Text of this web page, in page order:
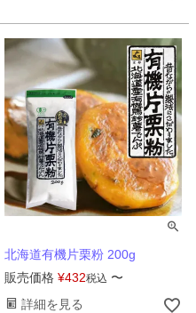
北海道有機片栗粉 200g
販売価格 ¥432税込 〜
詳細を見る